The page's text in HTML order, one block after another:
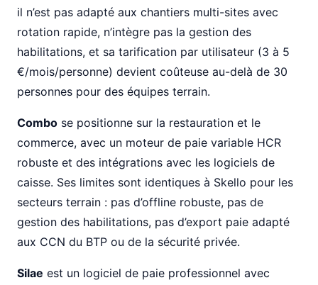
il n’est pas adapté aux chantiers multi-sites avec
rotation rapide, n’intègre pas la gestion des
habilitations, et sa tarification par utilisateur (3 à 5
€/mois/personne) devient coûteuse au-delà de 30
personnes pour des équipes terrain.
Combo se positionne sur la restauration et le
commerce, avec un moteur de paie variable HCR
robuste et des intégrations avec les logiciels de
caisse. Ses limites sont identiques à Skello pour les
secteurs terrain : pas d’offline robuste, pas de
gestion des habilitations, pas d’export paie adapté
aux CCN du BTP ou de la sécurité privée.
Silae est un logiciel de paie professionnel avec